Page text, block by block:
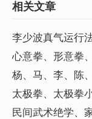
相关文章
李少波真气运行
心意拳、形意拳
少林、等传统武
杨、马、李、陈
91G
太极拳、太极拳
民间武术绝学、